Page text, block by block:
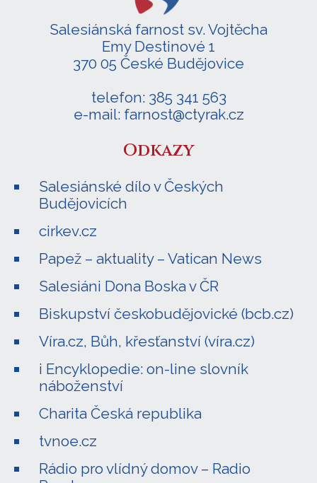
Salesiánská farnost sv. Vojtěcha
Emy Destinové 1
370 05 České Budějovice
telefon: 385 341 563
e-mail: farnost@ctyrak.cz
Odkazy
Salesiánské dílo v Českých
Budějovicích
cirkev.cz
Papež – aktuality – Vatican News
Salesiáni Dona Boska v ČR
Biskupství českobudějovické (bcb.cz)
Víra.cz, Bůh, křesťanství (víra.cz)
i Encyklopedie: on-line slovník
náboženství
Charita Česká republika
tvnoe.cz
Rádio pro vlídný domov – Radio